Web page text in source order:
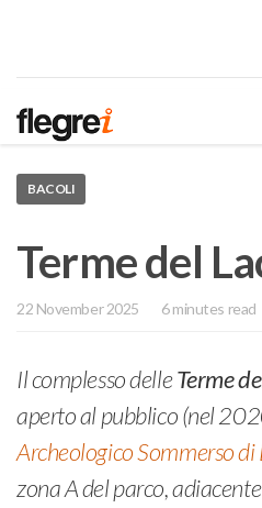
BACOLI
Terme del
22 November 2025 6 minutes read
Il complesso delleTerme
aperto al pubblico (nel
Archeologico Sommerso di
zona A del parco,